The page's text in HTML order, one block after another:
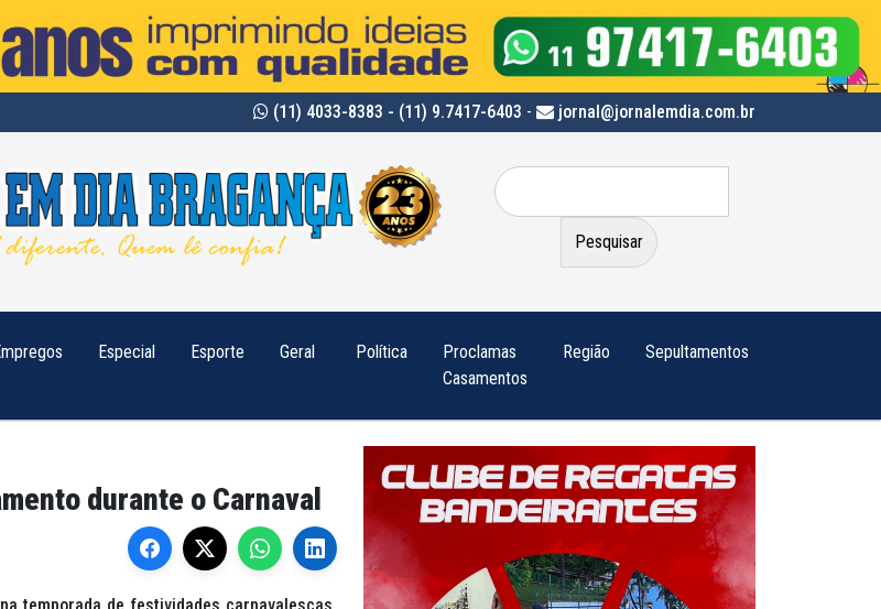
(11) 4033-8383 - (11) 9.7417-6403 - jornal@jornalemdia.com.br
Pesquisar
por:
Especial Esporte Geral Política
Proclamas
Casamentos
Região Sepultamentos
durante o Carnaval